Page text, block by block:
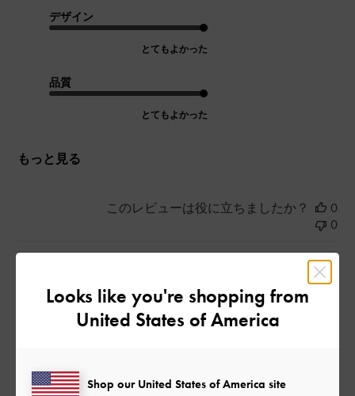
デザイン
とてもよかった
品質
とてもよかった
もっと見る
このレビューは役に立ちましたか？
0
0
ご利用者様
大きくて可愛い
日焼け対策にバッチリで可愛かったです！
2023-08-14
Looks like you're shopping from
United States of America
Shop our United States of America site